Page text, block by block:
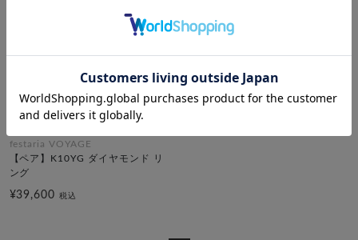
festaria VOYAGE
【ペア】K10YG ダイヤモンド リ
ング
¥39,600税込